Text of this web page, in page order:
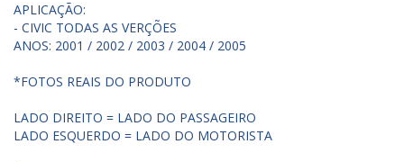
APLICAÇÃO:
- CIVIC TODAS AS VERÇÕES
ANOS: 2001 / 2002 / 2003 / 2004 / 2005
*FOTOS REAIS DO PRODUTO
LADO DIREITO = LADO DO PASSAGEIRO
LADO ESQUERDO = LADO DO MOTORISTA